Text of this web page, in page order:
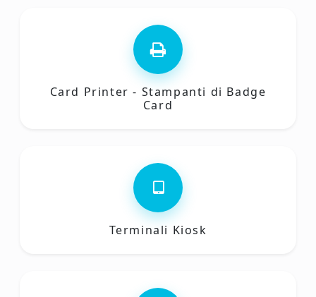
Card Printer - Stampanti di Badge
Card
Terminali Kiosk